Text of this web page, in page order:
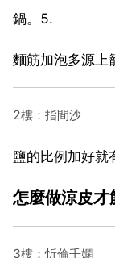
鍋。5.
麵筋加泡多源上
2樓：指間沙
鹽的比例加好就
怎麼做涼皮才
3樓：忻倫壬嫻